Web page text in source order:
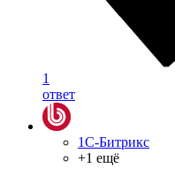
1
ответ
1С-Битрикс
+1 ещё